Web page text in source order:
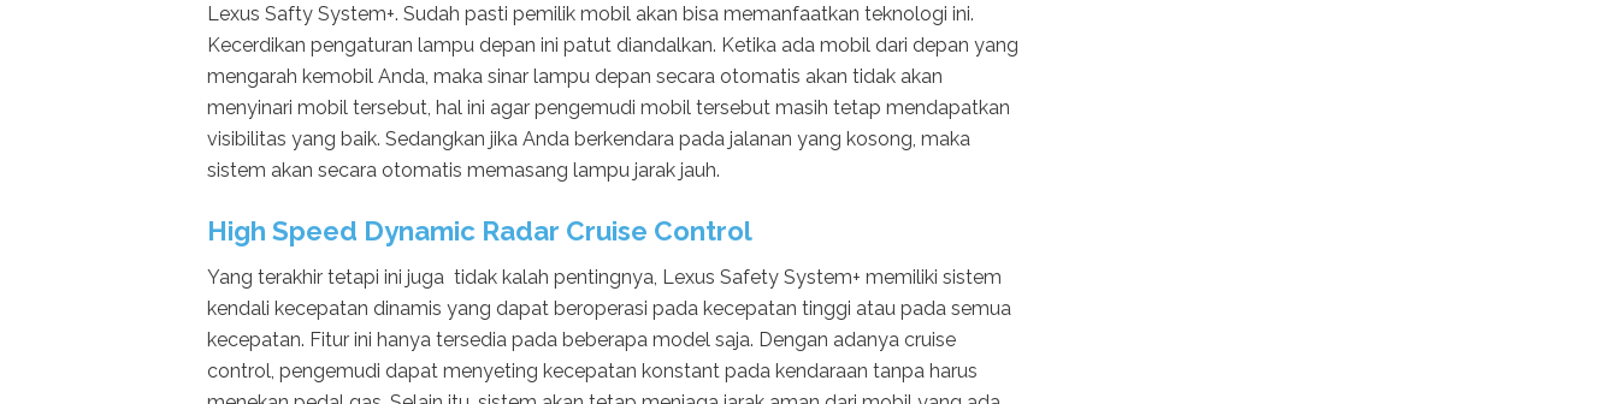
Lexus Safty System+. Sudah pasti pemilik mobil akan bisa memanfaatkan teknologi ini.
Kecerdikan pengaturan lampu depan ini patut diandalkan. Ketika ada mobil dari depan yang
mengarah kemobil Anda, maka sinar lampu depan secara otomatis akan tidak akan
menyinari mobil tersebut, hal ini agar pengemudi mobil tersebut masih tetap mendapatkan
visibilitas yang baik. Sedangkan jika Anda berkendara pada jalanan yang kosong, maka
sistem akan secara otomatis memasang lampu jarak jauh.
High Speed Dynamic Radar Cruise Control
Yang terakhir tetapi ini juga tidak kalah pentingnya, Lexus Safety System+ memiliki sistem
kendali kecepatan dinamis yang dapat beroperasi pada kecepatan tinggi atau pada semua
kecepatan. Fitur ini hanya tersedia pada beberapa model saja. Dengan adanya cruise
control, pengemudi dapat menyeting kecepatan konstant pada kendaraan tanpa harus